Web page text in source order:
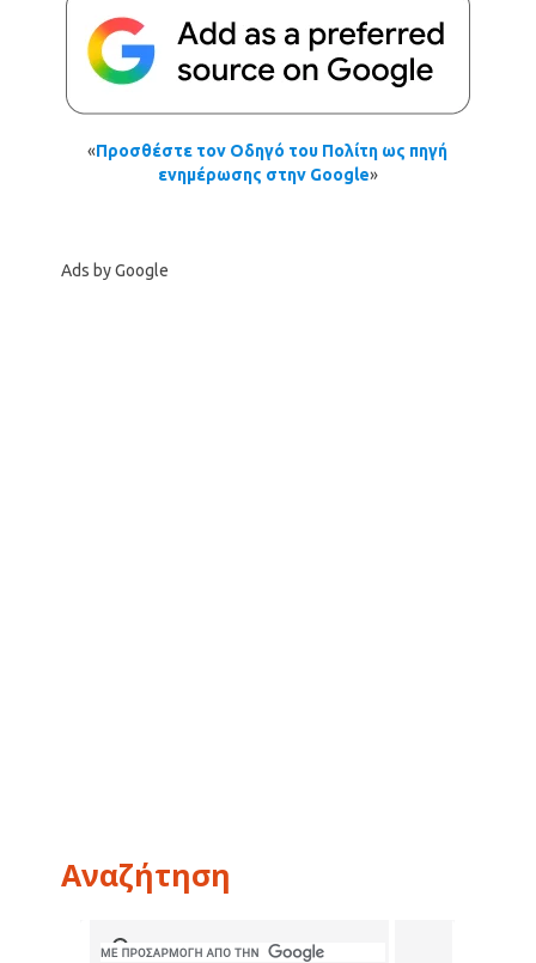
«Προσθέστε τον Οδηγό του Πολίτη ως πηγή
ενημέρωσης στην Google»
Ads by Google
Αναζήτηση